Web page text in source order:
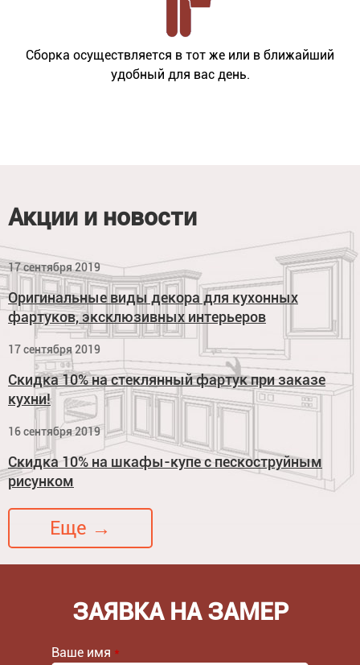
Сборка осуществляется в тот же или в ближайший
удобный для вас день.
Акции и новости
17 сентября 2019
Оригинальные виды декора для кухонных
фартуков, эксклюзивных интерьеров
17 сентября 2019
Скидка 10% на стеклянный фартук при заказе
кухни!
16 сентября 2019
Скидка 10% на шкафы-купе с пескоструйным
рисунком
Еще →
ЗАЯВКА НА ЗАМЕР
Ваше имя *